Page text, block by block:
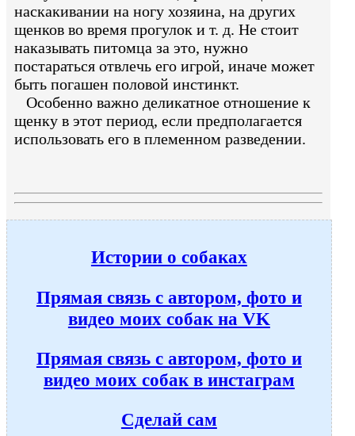
наскакивании на ногу хозяина, на других
щенков во время прогулок и т. д. Не стоит
наказывать питомца за это, нужно
постараться отвлечь его игрой, иначе может
быть погашен половой инстинкт.
Особенно важно деликатное отношение к
щенку в этот период, если предполагается
использовать его в племенном разведении.
Истории о собаках
Прямая связь с автором, фото и
видео моих собак на VK
Прямая связь с автором, фото и
видео моих собак в инстаграм
Сделай сам